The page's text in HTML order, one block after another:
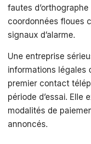
fautes
coordonnées floues
signaux d’alarme.
Une entreprise
informations légales
premier contact
période d’essai. Elle
modalités de
annoncés.